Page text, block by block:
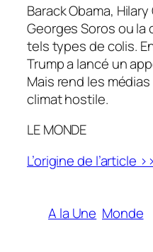
Barack Obama,
Georges Soros ou la
tels types de colis.
Trump a lancé un
Mais rend les
climat hostile.
LE MONDE
L’origine de l’article >>
A la Une Monde